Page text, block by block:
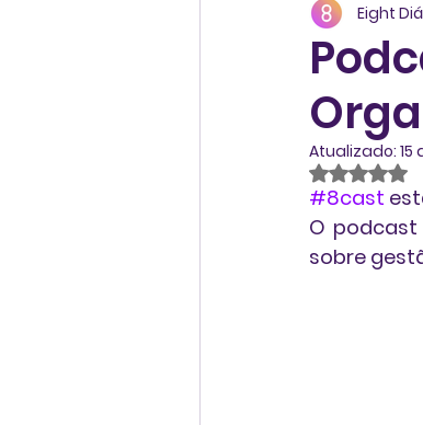
Eight
Atualizado: 15
#8cast
O
sobre